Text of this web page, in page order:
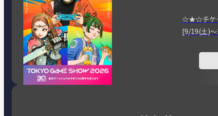
☆★☆チケ
[9/19(土)